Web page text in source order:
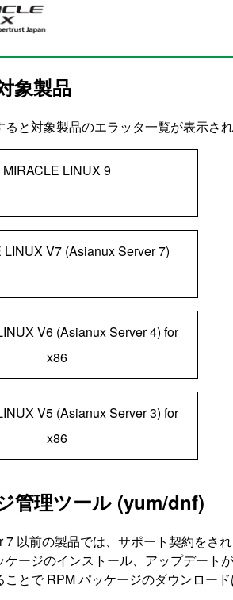
象製品
ると対象製品のエラッタ一覧が表示さ
MIRACLE LINUX 9
LINUX V7 (Asianux Server 7)
V6 (Asianux Server 4) for
x86
V5 (Asianux Server 3) for
x86
管理ツール (yum/dnf)
7 以前の製品では、サポート契約をさ
ケージのインストール、アップデート
ことで RPM パッケージのダウンロー